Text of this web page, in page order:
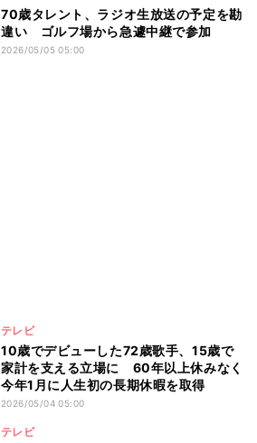
70歳タレント、ラジオ生放送の予定を勘
違い ゴルフ場から急遽中継で参加
2026/05/05 05:00
テレビ
10歳でデビューした72歳歌手、15歳で
家計を支える立場に 60年以上休みなく
今年1月に人生初の長期休暇を取得
2026/05/04 05:00
テレビ